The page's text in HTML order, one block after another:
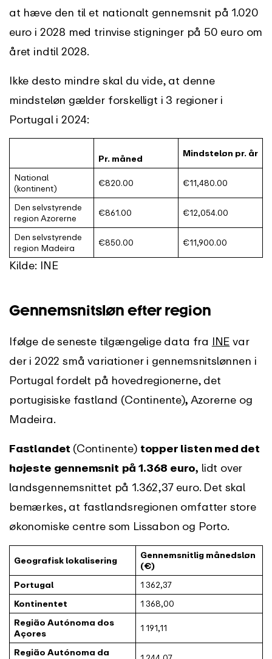
at hæve den til et nationalt gennemsnit på 1.020
euro i 2028 med trinvise stigninger på 50 euro om
året indtil 2028.
Ikke desto mindre skal du vide, at denne
mindsteløn gælder forskelligt i 3 regioner i
Portugal i 2024:
Pr. måned
Mindsteløn pr. år
National
(kontinent)
€820.00 €11,480.00
Den selvstyrende
region Azorerne
€861.00 €12,054.00
Den selvstyrende
region Madeira
€850.00 €11,900.00
Kilde: INE
Gennemsnitsløn efter region
Ifølge de seneste tilgængelige data fra INE var
der i 2022 små variationer i gennemsnitslønnen i
Portugal fordelt på hovedregionerne, det
portugisiske fastland (Continente), Azorerne og
Madeira.
Fastlandet (Continente) topper listen med det
højeste gennemsnit på 1.368 euro, lidt over
landsgennemsnittet på 1.362,37 euro. Det skal
bemærkes, at fastlandsregionen omfatter store
økonomiske centre som Lissabon og Porto.
Geografisk lokalisering
Gennemsnitlig månedsløn
(€)
Portugal
1 362,37
Kontinentet
1 368,00
Região Autónoma dos
Açores
1 191,11
Região Autónoma da